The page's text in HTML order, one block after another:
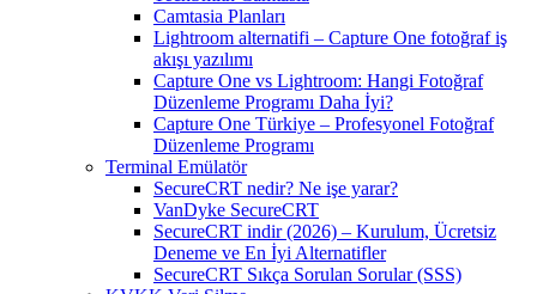
Camtasia Planları
Lightroom alternatifi – Capture One fotoğraf iş
akışı yazılımı
Capture One vs Lightroom: Hangi Fotoğraf
Düzenleme Programı Daha İyi?
Capture One Türkiye – Profesyonel Fotoğraf
Düzenleme Programı
Terminal Emülatör
SecureCRT nedir? Ne işe yarar?
VanDyke SecureCRT
SecureCRT indir (2026) – Kurulum, Ücretsiz
Deneme ve En İyi Alternatifler
SecureCRT Sıkça Sorulan Sorular (SSS)